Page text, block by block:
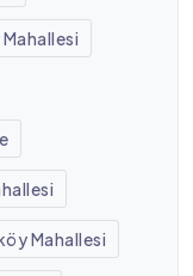
Mahallesi